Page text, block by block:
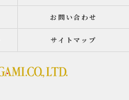
お問い合わせ
サイトマップ